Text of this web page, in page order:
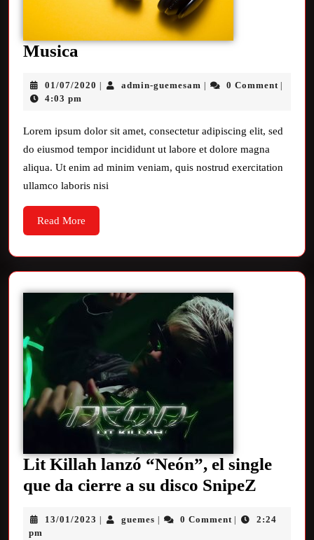
Musica
01/07/2020 admin-guemesam 0 Comment
4:03 pm
Lorem ipsum dolor sit amet, consectetur adipiscing elit, sed
do eiusmod tempor incididunt ut labore et dolore magna
aliqua. Ut enim ad minim veniam, quis nostrud exercitation
ullamco laboris nisi
Read More
Lit Killah lanzó “Neón”, el single
que da cierre a su disco SnipeZ
13/01/2023 guemes 0 Comment
2:24
pm